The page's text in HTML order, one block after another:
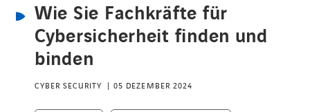
KARRIERE
Karriere
Wie Sie Fachkräfte für
Cybersicherheit finden und
binden
CYBER SECURITY 05 DEZEMBER 2024